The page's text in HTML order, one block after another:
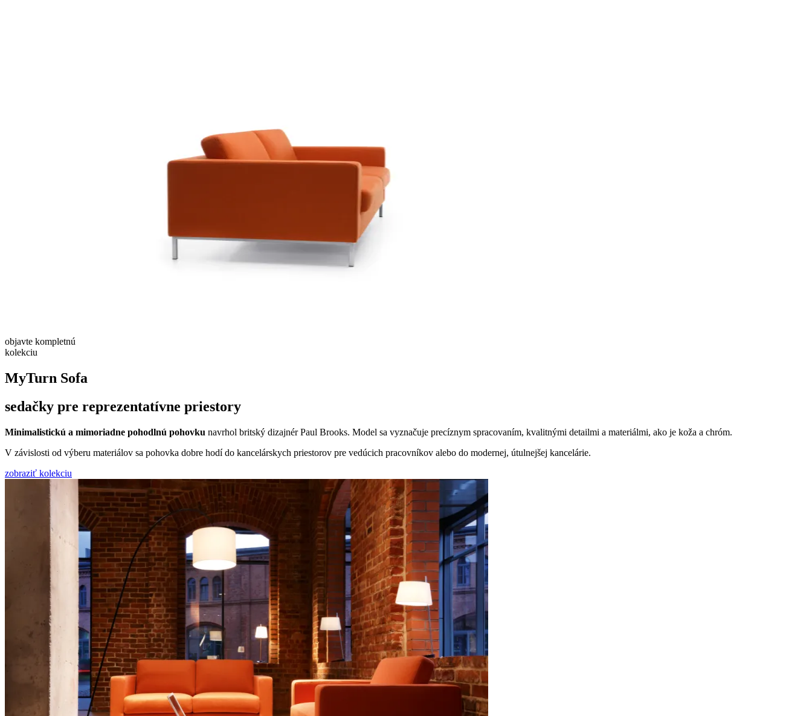
objavte kompletnú
kolekciu
MyTurn Sofa
sedačky pre reprezentatívne priestory
Minimalistickú a mimoriadne pohodlnú pohovku navrhol britský dizajnér Paul Brooks. Model sa vyznačuje precíznym spracovaním, kvalitnými detailmi a materiálmi, ako je koža a chróm.
V závislosti od výberu materiálov sa pohovka dobre hodí do kancelárskych priestorov pre vedúcich pracovníkov alebo do modernej, útulnejšej kancelárie.
zobraziť kolekciu